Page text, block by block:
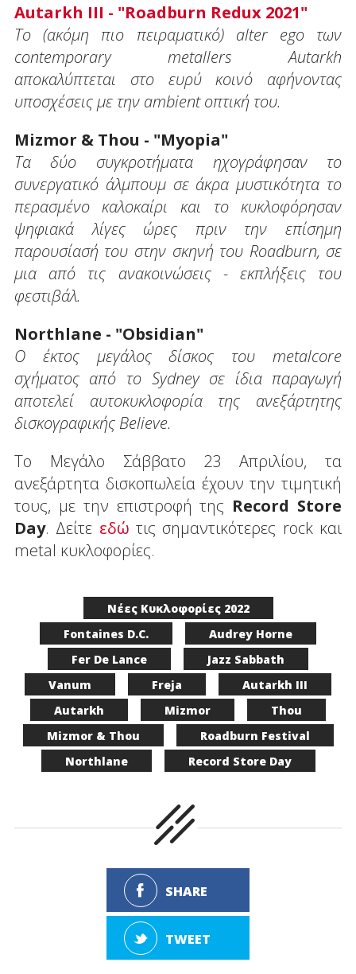
Autarkh III - "Roadburn Redux 2021"
Το (ακόμη πιο πειραματικό) alter ego των
contemporary metallers Autarkh
αποκαλύπτεται στο ευρύ κοινό αφήνοντας
υποσχέσεις με την ambient οπτική του.
Mizmor & Thou - "Myopia"
Τα δύο συγκροτήματα ηχογράφησαν το
συνεργατικό άλμπουμ σε άκρα μυστικότητα το
περασμένο καλοκαίρι και το κυκλοφόρησαν
ψηφιακά λίγες ώρες πριν την επίσημη
παρουσίασή του στην σκηνή του Roadburn, σε
μια από τις ανακοινώσεις - εκπλήξεις του
φεστιβάλ.
Northlane - "Obsidian"
Ο έκτος μεγάλος δίσκος του metalcore
σχήματος από το Sydney σε ίδια παραγωγή
αποτελεί αυτοκυκλοφορία της ανεξάρτητης
δισκογραφικής Believe.
To Μεγάλο Σάββατο 23 Απριλίου, τα
ανεξάρτητα δισκοπωλεία έχουν την τιμητική
τους, με την επιστροφή της Record Store
Day. Δείτε εδώ τις σημαντικότερες rock και
metal κυκλοφορίες.
Νέες Κυκλοφορίες 2022
Fontaines D.C.
Audrey Horne
Fer De Lance
Jazz Sabbath
Vanum
Freja
Autarkh III
Autarkh
Mizmor
Thou
Mizmor & Thou
Roadburn Festival
Northlane
Record Store Day
SHARE
TWEET